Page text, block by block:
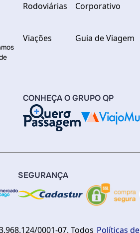
Rodoviárias
Viações
Corporativo
Guia de Viagem
CONHEÇA O GRUPO QP
SEGURANÇA
0001-07. Todos Políticas de